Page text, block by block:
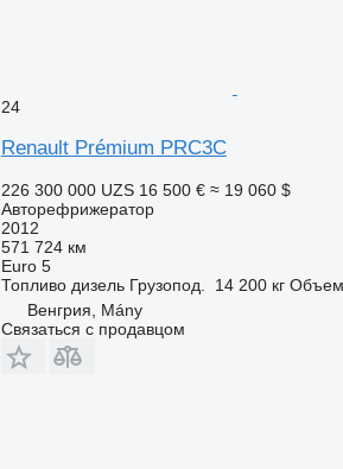
24
Renault Prémium PRC3C
226 300 000 UZS 16 500 € ≈ 19 060 $
Авторефрижератор
2012
571 724 км
Euro 5
Топливо дизель Грузопод. 14 200 кг Объем
Венгрия, Mány
Связаться с продавцом